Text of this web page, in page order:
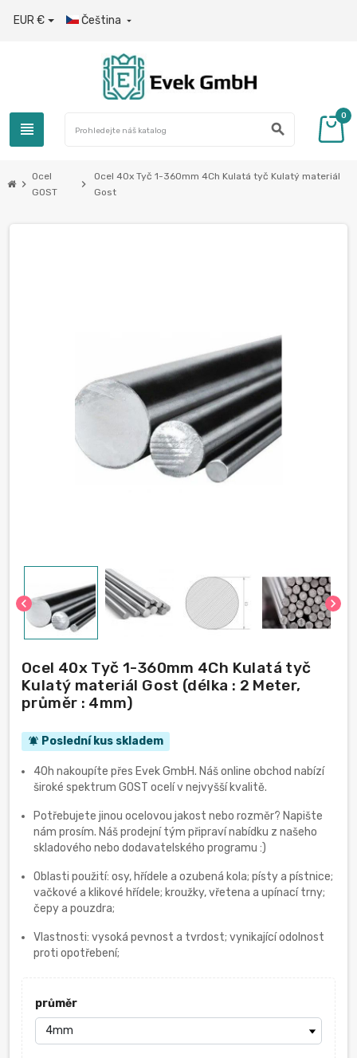
EUR € Čeština 
view_headline search
0
chevron_right
Ocel
GOST
chevron_right
Ocel 40x Tyč 1-360mm 4Ch Kulatá tyč Kulatý materiál
Gost
chevron_left chevron_right
Ocel 40x Tyč 1-360mm 4Ch Kulatá tyč
Kulatý materiál Gost (délka : 2 Meter,
průměr : 4mm)
notifications_active Poslední kus skladem
40h nakoupíte přes Evek GmbH. Náš online obchod nabízí
široké spektrum GOST ocelí v nejvyšší kvalitě.
Potřebujete jinou ocelovou jakost nebo rozměr? Napište
nám prosím. Náš prodejní tým připraví nabídku z našeho
skladového nebo dodavatelského programu :)
Oblasti použití: osy, hřídele a ozubená kola; písty a pístnice;
vačkové a klikové hřídele; kroužky, vřetena a upínací trny;
čepy a pouzdra;
Vlastnosti: vysoká pevnost a tvrdost; vynikající odolnost
proti opotřebení;
průměr